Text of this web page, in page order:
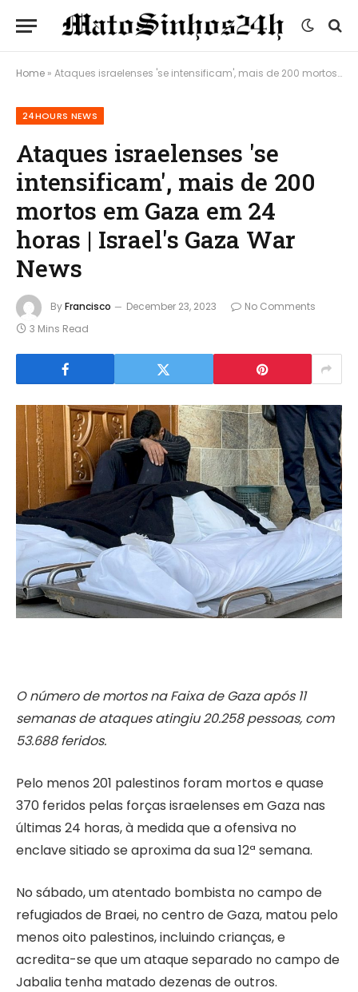
Home » Ataques israelenses 'se intensificam', mais de 200 mortos em Gaza em 24 horas | Israel's Gaza War News
24HOURS NEWS
Ataques israelenses 'se
intensificam', mais de 200
mortos em Gaza em 24
horas | Israel's Gaza War
News
ByFrancisco December 23, 2023
No Comments
3 Mins Read
O número de mortos na Faixa de Gaza após 11
semanas de ataques atingiu 20.258 pessoas, com
53.688 feridos.
Pelo menos 201 palestinos foram mortos e quase
370 feridos pelas forças israelenses em Gaza nas
últimas 24 horas, à medida que a ofensiva no
enclave sitiado se aproxima da sua 12ª semana.
No sábado, um atentado bombista no campo de
refugiados de Braei, no centro de Gaza, matou pelo
menos oito palestinos, incluindo crianças, e
acredita-se que um ataque separado no campo de
Jabalia tenha matado dezenas de outros.